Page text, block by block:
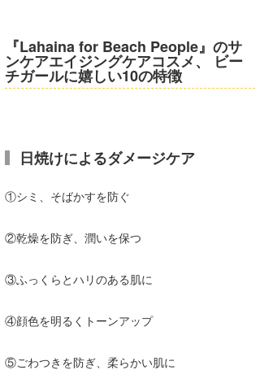
『Lahaina for Beach People』のサ
ンケアエイジングケアコスメ、 ビー
チガールに嬉しい10の特徴
日焼けによるダメージケア
①シミ、そばかすを防ぐ
②乾燥を防ぎ、潤いを保つ
③ふっくらとハリのある肌に
④顔色を明るくトーンアップ
⑤ごわつきを防ぎ、柔らかい肌に
Yoshiyuki Obata
arukasvision
WAVAL
中浦“JET”章
嵯峨明日香
NOBUFUKU
大野”MAR”修聖
喜納海人
☆加藤
+☆maki☆+
G◎Da
H
KID
MIN
波伝説